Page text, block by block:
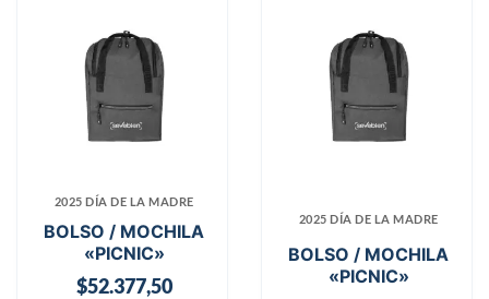
2025 DÍA DE LA MADRE
BOLSO / MOCHILA
«PICNIC»
$52.377,50
2025 DÍA DE LA MADRE
BOLSO / MOCHILA
«PICNIC»